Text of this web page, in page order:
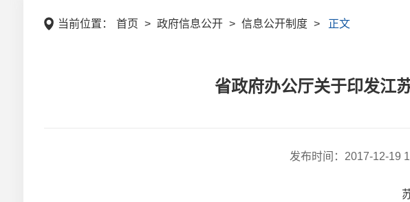
当前位置： 首页 > 政府信息公开 > 信息公开制度 > 正文
省政府办公厅关于印发江
发布时间： 2017-12-19